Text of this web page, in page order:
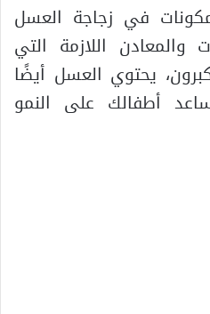
في زجاجة العسل
والمعادن اللازمة التي
يحتوي العسل أيضًا
أطفالك على النمو